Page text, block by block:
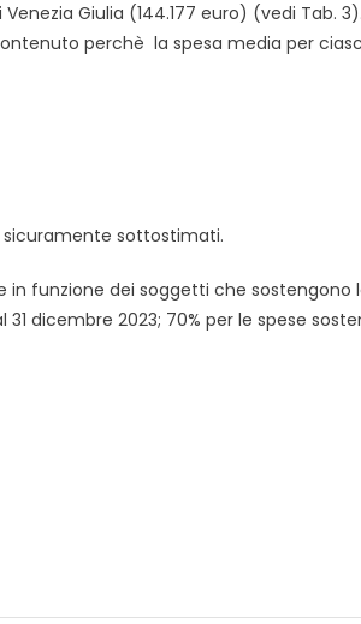
Giulia (144.177 euro) (vedi Tab. 3).
perchè la spesa media per
sicuramente sottostimati.
in funzione dei soggetti che sostengono
dicembre 2023; 70% per le spese